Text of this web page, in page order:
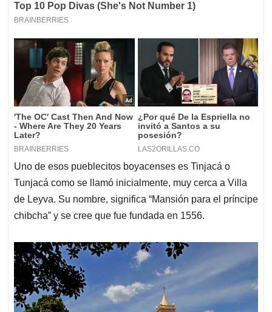
Uno de esos pueblecitos boyacenses es Tinjacá o
Tunjacá como se llamó inicialmente, muy cerca a Villa
de Leyva. Su nombre, significa “Mansión para el príncipe
chibcha” y se cree que fue fundada en 1556.